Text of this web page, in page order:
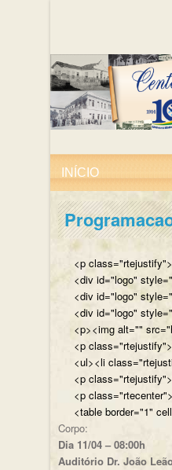
<p
<div id="logo"
<div id="logo"
<div id="logo"
<p><img alt=""
<p
<ul><li
<p
<p
<table border="1"
Corpo:
Dia 11/04 – 08:00h
Auditório Dr. João